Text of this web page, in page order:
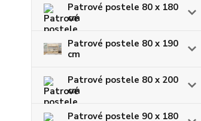
Patrové postele 80 x 180
cm
Patrové postele 80 x 190
cm
Patrové postele 80 x 200
cm
Patrové postele 90 x 180